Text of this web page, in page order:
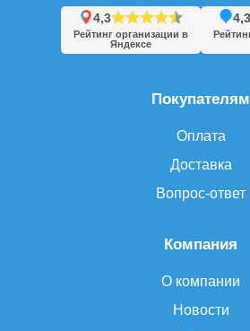
Компания
О компании
Новости
Покупателям
Оплата
Доставка
Вопрос-ответ
4,3
Рейтинг организации в
Яндексе
4,3